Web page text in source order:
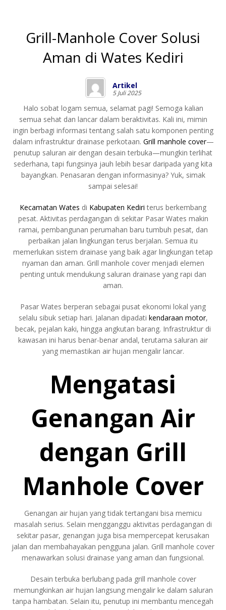
Grill-Manhole Cover Solusi
Aman di Wates Kediri
Artikel
5 Juli 2025
Halo sobat logam semua, selamat pagi! Semoga kalian
semua sehat dan lancar dalam beraktivitas. Kali ini, mimin
ingin berbagi informasi tentang salah satu komponen penting
dalam infrastruktur drainase perkotaan. Grill manhole cover—
penutup saluran air dengan desain terbuka—mungkin terlihat
sederhana, tapi fungsinya jauh lebih besar daripada yang kita
bayangkan. Penasaran dengan informasinya? Yuk, simak
sampai selesai!
Kecamatan Wates di Kabupaten Kediri terus berkembang
pesat. Aktivitas perdagangan di sekitar Pasar Wates makin
ramai, pembangunan perumahan baru tumbuh pesat, dan
perbaikan jalan lingkungan terus berjalan. Semua itu
memerlukan sistem drainase yang baik agar lingkungan tetap
nyaman dan aman. Grill manhole cover menjadi elemen
penting untuk mendukung saluran drainase yang rapi dan
aman.
Pasar Wates berperan sebagai pusat ekonomi lokal yang
selalu sibuk setiap hari. Jalanan dipadati kendaraan motor,
becak, pejalan kaki, hingga angkutan barang. Infrastruktur di
kawasan ini harus benar-benar andal, terutama saluran air
yang memastikan air hujan mengalir lancar.
Mengatasi
Genangan Air
dengan Grill
Manhole Cover
Genangan air hujan yang tidak tertangani bisa memicu
masalah serius. Selain mengganggu aktivitas perdagangan di
sekitar pasar, genangan juga bisa mempercepat kerusakan
jalan dan membahayakan pengguna jalan. Grill manhole cover
menawarkan solusi drainase yang aman dan fungsional.
Desain terbuka berlubang pada grill manhole cover
memungkinkan air hujan langsung mengalir ke dalam saluran
tanpa hambatan. Selain itu, penutup ini membantu mencegah